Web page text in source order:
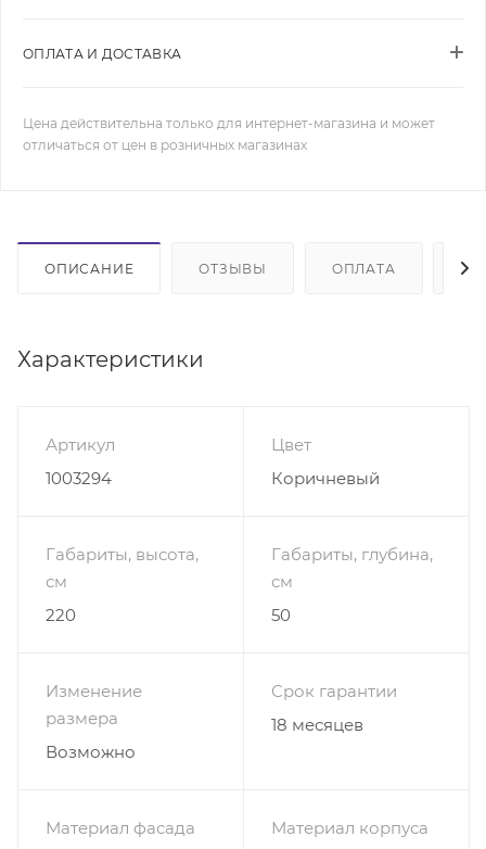
ОПЛАТА И ДОСТАВКА
Цена действительна только для интернет-магазина и может
отличаться от цен в розничных магазинах
ОПИСАНИЕ ОТЗЫВЫ ОПЛАТА
Характеристики
Артикул
1003294
Цвет
Коричневый
Габариты, высота,
см
220
Габариты, глубина,
см
50
Изменение
размера
Возможно
Срок гарантии
18 месяцев
Материал фасада
Материал корпуса